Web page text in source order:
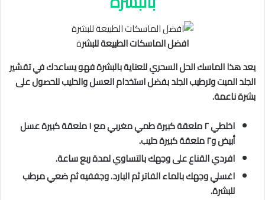
افضل الماسكات الطبيعة للبشرة
يعد هذا الماسك الحل السحري للعناية بالبشرة فهو يساعدك في تقشير
الجلد الميت وترطيب الجلد بفضل استخدام العسل والحليب للحصول على
بشرة ناعمة.
اخلطي ٢ ملعقة كبيرة طمي مغربي مع ١ ملعقة كبيرة عسل
أبيض و٢ ملعقة كبيرة حليب.
افردي القناع على وجهك بالتساوي لمدة ربع ساعة.
اغسلي وجهك بالماء الفاتر ثم البارد. وجففيه ثم ضعي مرطب
للبشرة.